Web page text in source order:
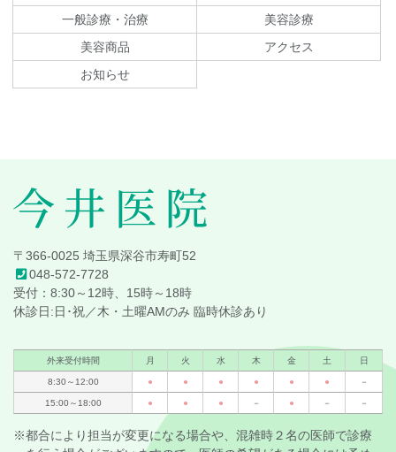
ン
ツ
る
の
先
一般診療・治療
美容診療
美容商品
アクセス
お知らせ
今井医院
〒366-0025 埼玉県深谷市寿町52
048-572-7728
受付：8:30～12時、15時～18時
休診日:日･祝／木・土曜AMのみ 臨時休診あり
外来受付時間 月 火 水 木 金 土 日
8:30～12:00 ● ● ● ● ● ● －
15:00～18:00 ● ● ● － ● － －
※都合により担当が変更になる場合や、混雑時２名の医師で診療